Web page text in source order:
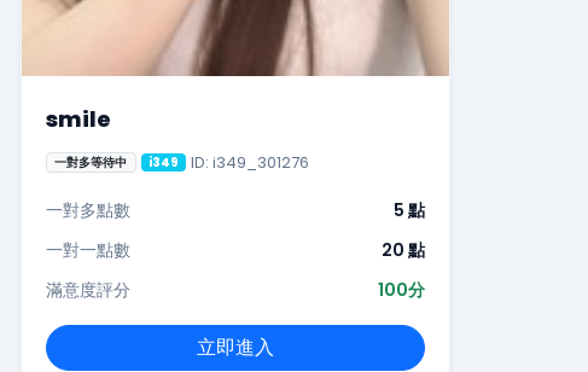
smile
一對多等待中 i349 ID: i349_301276
一對多點數
5 點
一對一點數
20 點
滿意度評分
100分
立即進入